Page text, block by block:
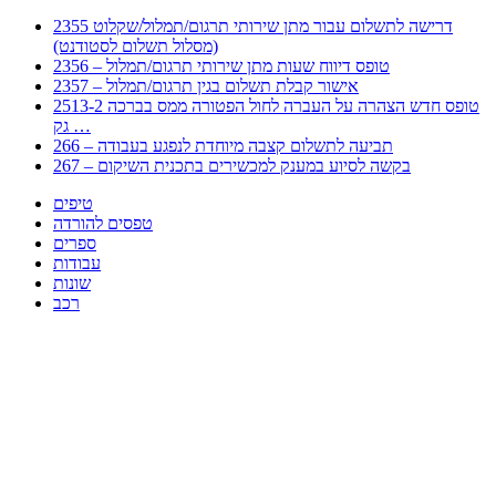
2355 דרישה לתשלום עבור מתן שירותי תרגום/תמלול/שקלוט
(מסלול תשלום לסטודנט)
2356 – טופס דיווח שעות מתן שירותי תרגום/תמלול
2357 – אישור קבלת תשלום בגין תרגום/תמלול
2513-2 טופס חדש הצהרה על העברה לחול הפטורה ממס בברכה
גק …
266 – תביעה לתשלום קצבה מיוחדת לנפגע בעבודה
267 – בקשה לסיוע במענק למכשירים בתכנית השיקום
טיפים
טפסים להורדה
ספרים
עבודות
שונות
רכב